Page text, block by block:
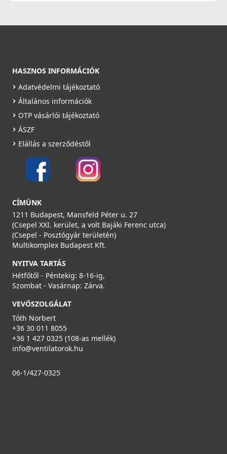
HASZNOS INFORMÁCIÓK
Adatvédelmi tájékoztató
Általános információk
OTP vásárlói tájékoztató
ÁSZF
Elállás a szerződéstől
CÍMÜNK
1211 Budapest, Mansfeld Péter u. 27
(Csepel XXI. kerület, a volt Bajáki Ferenc utca)
(Csepel - Posztógyár területén)
Multikomplex Budapest Kft.
NYITVA TARTÁS
Hétfőtől - Péntekig: 8-16-ig,
Szombat - Vasárnap: Zárva.
VEVŐSZOLGÁLAT
Tóth Norbert
+36 30 011 8055
+36 1 427 0325 (108-as mellék)
info@ventilatorok.hu
06-1/427-0325